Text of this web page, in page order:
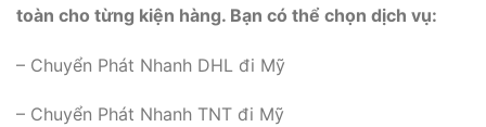
toàn cho từng kiện hàng. Bạn có thể chọn dịch vụ:
– Chuyển Phát Nhanh DHL đi Mỹ
– Chuyển Phát Nhanh TNT đi Mỹ